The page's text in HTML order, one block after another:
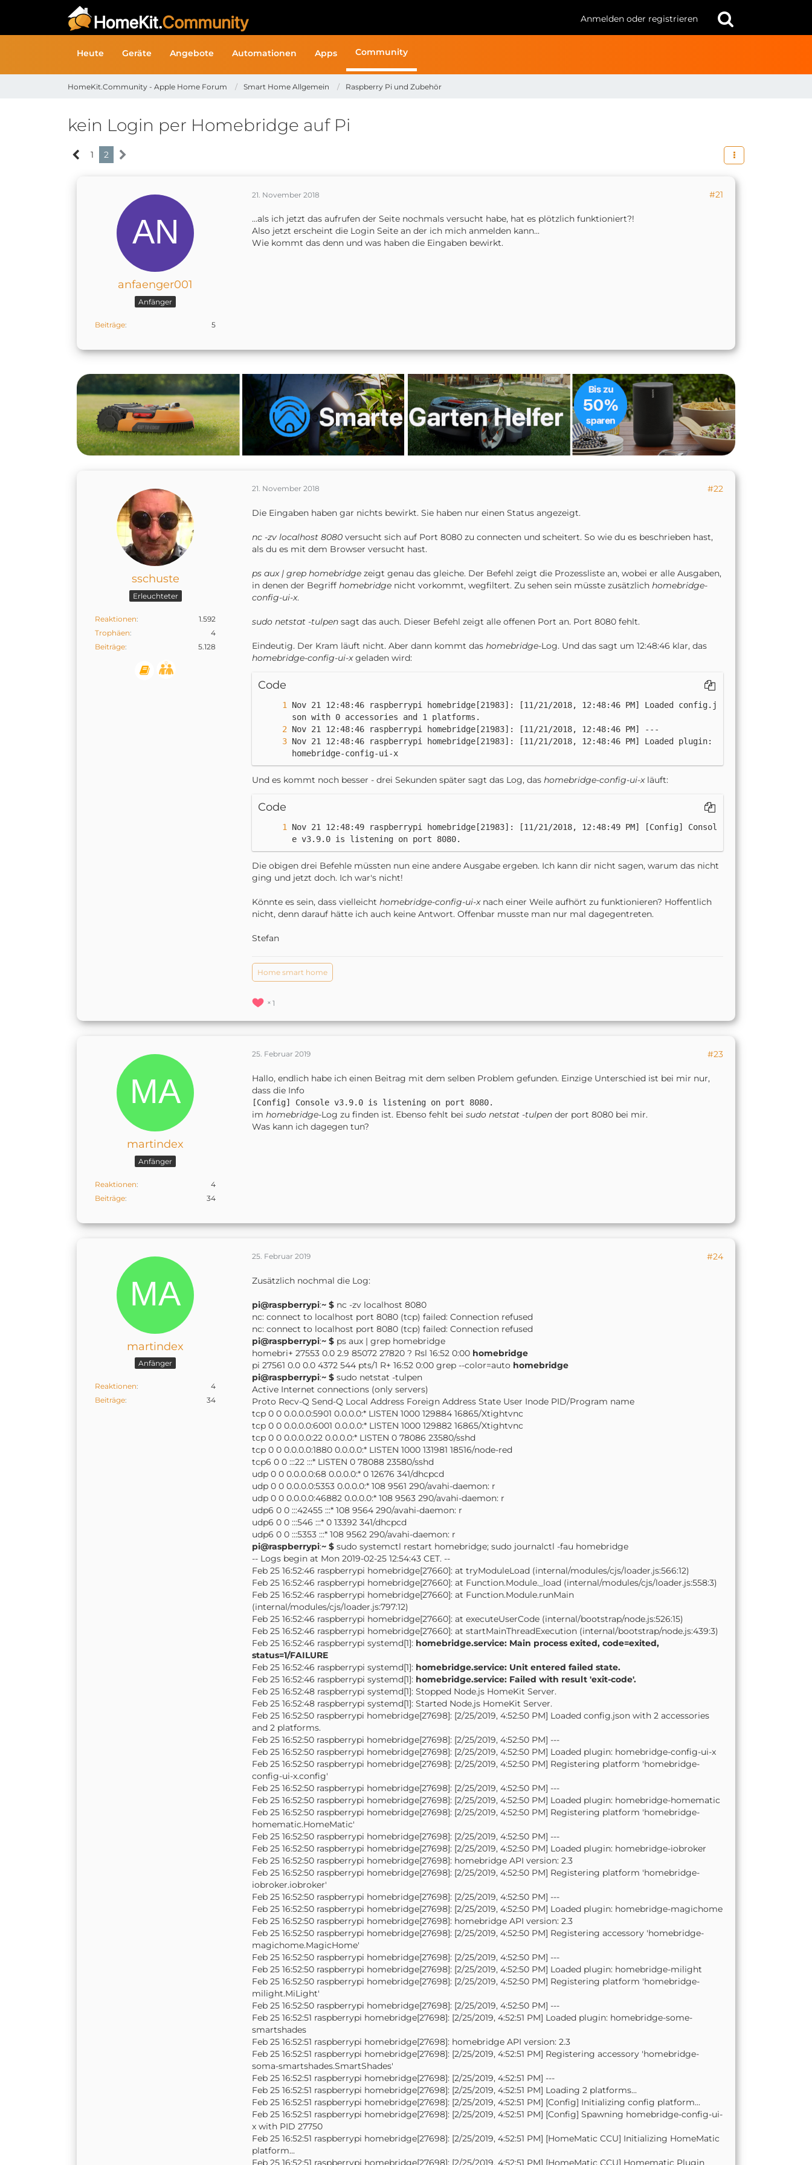
Anmelden oder registrieren
Heute Geräte Angebote Automationen Apps Community
HomeKit.Community - Apple Home Forum Smart Home Allgemein Raspberry Pi und Zubehör
kein Login per Homebridge auf Pi
1 2
anfaenger001
Anfänger
Beiträge 5
21. November 2018 #21
...als ich jetzt das aufrufen der Seite nochmals versucht habe, hat es plötzlich funktioniert?!
Also jetzt erscheint die Login Seite an der ich mich anmelden kann...
Wie kommt das denn und was haben die Eingaben bewirkt.
sschuste
Erleuchteter
Reaktionen
1.592
Trophäen
4
Beiträge
5.128
21. November 2018 #22
Die Eingaben haben gar nichts bewirkt. Sie haben nur einen Status angezeigt.
nc -zv localhost 8080 versucht sich auf Port 8080 zu connecten und scheitert. So wie du es beschrieben hast,
als du es mit dem Browser versucht hast.
ps aux | grep homebridge zeigt genau das gleiche. Der Befehl zeigt die Prozessliste an, wobei er alle Ausgaben,
in denen der Begriff homebridge nicht vorkommt, wegfiltert. Zu sehen sein müsste zusätzlich homebridge-
config-ui-x.
sudo netstat -tulpen sagt das auch. Dieser Befehl zeigt alle offenen Port an. Port 8080 fehlt.
Eindeutig. Der Kram läuft nicht. Aber dann kommt das homebridge-Log. Und das sagt um 12:48:46 klar, das
homebridge-config-ui-xgeladen wird:
Code
Nov 21 12:48:46 raspberrypi homebridge[21983]: [11/21/2018, 12:48:46 PM] Loaded config.j
Nov 21 12:48:46 raspberrypi homebridge[21983]: [11/21/2018, 12:48:46 PM] Loaded plugin:
homebridge-config-ui-x
Und es kommt noch besser - drei Sekunden später sagt das Log, das homebridge-config-ui-xläuft:
Code
Nov 21 12:48:49 raspberrypi homebridge[21983]: [11/21/2018, 12:48:49 PM] [Config] Consol
e v3.9.0 is listening on port 8080.
Die obigen drei Befehle müssten nun eine andere Ausgabe ergeben. Ich kann dir nicht sagen, warum das nicht
ging und jetzt doch. Ich war's nicht!
Könnte es sein, dass vielleicht homebridge-config-ui-xnach einer Weile aufhört zu funktionieren? Hoffentlich
nicht, denn darauf hätte ich auch keine Antwort. Offenbar musste man nur mal dagegentreten.
Stefan
Home smart home
1
martindex
Anfänger
Reaktionen
4
Beiträge
34
25. Februar 2019 #23
Hallo, endlich habe ich einen Beitrag mit dem selben Problem gefunden. Einzige Unterschied ist bei mir nur,
dass die Info
[Config] Console v3.9.0 is listening on port 8080.
im homebridge-Log zu finden ist. Ebenso fehlt bei sudo netstat -tulpen der port 8080 bei mir.
Was kann ich dagegen tun?
martindex
Anfänger
Reaktionen
4
Beiträge
34
25. Februar 2019 #24
Zusätzlich nochmal die Log:
pi@raspberrypi:~ $ nc -zv localhost 8080
nc: connect to localhost port 8080 (tcp) failed: Connection refused
nc: connect to localhost port 8080 (tcp) failed: Connection refused
pi@raspberrypi:~ $ ps aux | grep homebridge
homebri+ 27553 0.0 2.9 85072 27820 ? Rsl 16:52 0:00 homebridge
pi 27561 0.0 0.0 4372 544 pts/1 R+ 16:52 0:00 grep --color=auto homebridge
pi@raspberrypi:~ $ sudo netstat -tulpen
Active Internet connections (only servers)
Proto Recv-Q Send-Q Local Address Foreign Address State User Inode PID/Program name
tcp 0 0 0.0.0.0:5901 0.0.0.0:* LISTEN 1000 129884 16865/Xtightvnc
tcp 0 0 0.0.0.0:6001 0.0.0.0:* LISTEN 1000 129882 16865/Xtightvnc
tcp 0 0 0.0.0.0:22 0.0.0.0:* LISTEN 0 78086 23580/sshd
tcp 0 0 0.0.0.0:1880 0.0.0.0:* LISTEN 1000 131981 18516/node-red
tcp6 0 0 :::22 :::* LISTEN 0 78088 23580/sshd
udp 0 0 0.0.0.0:68 0.0.0.0:* 0 12676 341/dhcpcd
udp 0 0 0.0.0.0:5353 0.0.0.0:* 108 9561 290/avahi-daemon: r
udp 0 0 0.0.0.0:46882 0.0.0.0:* 108 9563 290/avahi-daemon: r
udp6 0 0 :::42455 :::* 108 9564 290/avahi-daemon: r
udp6 0 0 :::546 :::* 0 13392 341/dhcpcd
udp6 0 0 :::5353 :::* 108 9562 290/avahi-daemon: r
pi@raspberrypi:~ $ sudo systemctl restart homebridge; sudo journalctl -fau homebridge
-- Logs begin at Mon 2019-02-25 12:54:43 CET. --
Feb 25 16:52:46 raspberrypi homebridge[27660]: at tryModuleLoad (internal/modules/cjs/loader.js:566:12)
Feb 25 16:52:46 raspberrypi homebridge[27660]: at Function.Module._load (internal/modules/cjs/loader.js:558:3)
Feb 25 16:52:46 raspberrypi homebridge[27660]: at Function.Module.runMain
(internal/modules/cjs/loader.js:797:12)
Feb 25 16:52:46 raspberrypi homebridge[27660]: at executeUserCode (internal/bootstrap/node.js:526:15)
Feb 25 16:52:46 raspberrypi homebridge[27660]: at startMainThreadExecution (internal/bootstrap/node.js:439:3)
Feb 25 16:52:46 raspberrypi systemd[1]: homebridge.service: Main process exited, code=exited,
status=1/FAILURE
Feb 25 16:52:46 raspberrypi systemd[1]: homebridge.service: Unit entered failed state.
Feb 25 16:52:46 raspberrypi systemd[1]: homebridge.service: Failed with result 'exit-code'.
Feb 25 16:52:48 raspberrypi systemd[1]: Stopped Node.js HomeKit Server.
Feb 25 16:52:48 raspberrypi systemd[1]: Started Node.js HomeKit Server.
Feb 25 16:52:50 raspberrypi homebridge[27698]: [2/25/2019, 4:52:50 PM] Loaded config.json with 2 accessories
and 2 platforms.
Feb 25 16:52:50 raspberrypi homebridge[27698]: [2/25/2019, 4:52:50 PM] ---
Feb 25 16:52:50 raspberrypi homebridge[27698]: [2/25/2019, 4:52:50 PM] Loaded plugin: homebridge-config-ui-x
Feb 25 16:52:50 raspberrypi homebridge[27698]: [2/25/2019, 4:52:50 PM] Registering platform 'homebridge-
config-ui-x.config'
Feb 25 16:52:50 raspberrypi homebridge[27698]: [2/25/2019, 4:52:50 PM] ---
Feb 25 16:52:50 raspberrypi homebridge[27698]: [2/25/2019, 4:52:50 PM] Loaded plugin: homebridge-homematic
Feb 25 16:52:50 raspberrypi homebridge[27698]: [2/25/2019, 4:52:50 PM] Registering platform 'homebridge-
homematic.HomeMatic'
Feb 25 16:52:50 raspberrypi homebridge[27698]: [2/25/2019, 4:52:50 PM] ---
Feb 25 16:52:50 raspberrypi homebridge[27698]: [2/25/2019, 4:52:50 PM] Loaded plugin: homebridge-iobroker
Feb 25 16:52:50 raspberrypi homebridge[27698]: homebridge API version: 2.3
Feb 25 16:52:50 raspberrypi homebridge[27698]: [2/25/2019, 4:52:50 PM] Registering platform 'homebridge-
iobroker.iobroker'
Feb 25 16:52:50 raspberrypi homebridge[27698]: [2/25/2019, 4:52:50 PM] ---
Feb 25 16:52:50 raspberrypi homebridge[27698]: [2/25/2019, 4:52:50 PM] Loaded plugin: homebridge-magichome
Feb 25 16:52:50 raspberrypi homebridge[27698]: homebridge API version: 2.3
Feb 25 16:52:50 raspberrypi homebridge[27698]: [2/25/2019, 4:52:50 PM] Registering accessory 'homebridge-
magichome.MagicHome'
Feb 25 16:52:50 raspberrypi homebridge[27698]: [2/25/2019, 4:52:50 PM] ---
Feb 25 16:52:50 raspberrypi homebridge[27698]: [2/25/2019, 4:52:50 PM] Loaded plugin: homebridge-milight
Feb 25 16:52:50 raspberrypi homebridge[27698]: [2/25/2019, 4:52:50 PM] Registering platform 'homebridge-
milight.MiLight'
Feb 25 16:52:50 raspberrypi homebridge[27698]: [2/25/2019, 4:52:50 PM] ---
Feb 25 16:52:51 raspberrypi homebridge[27698]: [2/25/2019, 4:52:51 PM] Loaded plugin: homebridge-some-
smartshades
Feb 25 16:52:51 raspberrypi homebridge[27698]: homebridge API version: 2.3
Feb 25 16:52:51 raspberrypi homebridge[27698]: [2/25/2019, 4:52:51 PM] Registering accessory 'homebridge-
soma-smartshades.SmartShades'
Feb 25 16:52:51 raspberrypi homebridge[27698]: [2/25/2019, 4:52:51 PM] ---
Feb 25 16:52:51 raspberrypi homebridge[27698]: [2/25/2019, 4:52:51 PM] Loading 2 platforms...
Feb 25 16:52:51 raspberrypi homebridge[27698]: [2/25/2019, 4:52:51 PM] [Config] Initializing config platform...
Feb 25 16:52:51 raspberrypi homebridge[27698]: [2/25/2019, 4:52:51 PM] [Config] Spawning homebridge-config-ui-
x with PID 27750
Feb 25 16:52:51 raspberrypi homebridge[27698]: [2/25/2019, 4:52:51 PM] [HomeMatic CCU] Initializing HomeMatic
platform...
Feb 25 16:52:51 raspberrypi homebridge[27698]: [2/25/2019, 4:52:51 PM] [HomeMatic CCU] Homematic Plugin